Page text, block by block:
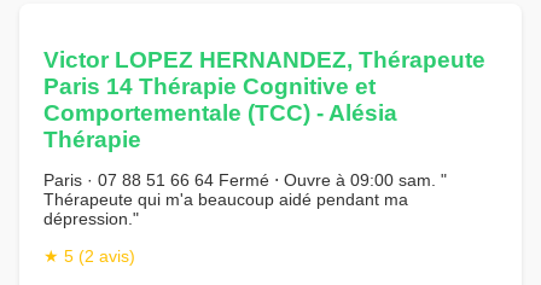
Victor LOPEZ HERNANDEZ, Thérapeute
Paris 14 Thérapie Cognitive et
Comportementale (TCC) - Alésia
Thérapie
Paris · 07 88 51 66 64 Fermé ⋅ Ouvre à 09:00 sam. "
Thérapeute qui m'a beaucoup aidé pendant ma
dépression."
★ 5 (2 avis)